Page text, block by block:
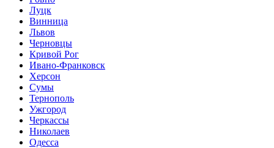
Луцк
Винница
Львов
Черновцы
Кривой Рог
Ивано-Франковск
Херсон
Сумы
Тернополь
Ужгород
Черкассы
Николаев
Одесса